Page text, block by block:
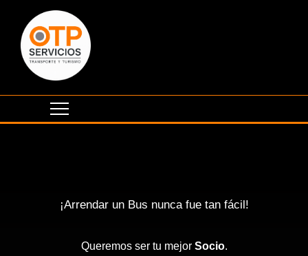
¡Arrendar un Bus nunca fue tan fácil!
Queremos ser tu mejor Socio.